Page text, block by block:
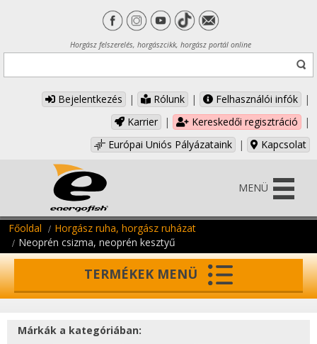
Horgász felszerelés, horgászcikk, horgász portál online
Bejelentkezés | Rólunk | Felhasználói infók
|
Karrier
| Kereskedői regisztráció
|
Európai Uniós Pályázataink
| Kapcsolat
MENÜ
Főoldal
Horgász ruha, horgász ruházat
Neoprén csizma, neoprén kesztyű
TERMÉKEK MENÜ
Márkák a kategóriában: